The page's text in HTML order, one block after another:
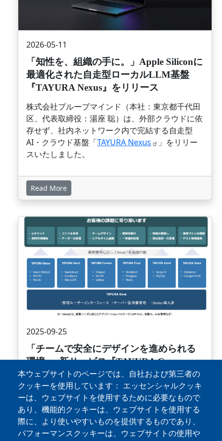
2026-05-11
「知性を、組織の手に。」Apple Siliconに
最適化された自走型ローカルLLM基盤
『TAYURA Nexus』をリリース
株式会社プルーブマインド（本社：東京都千代田
区、代表取締役：湯座 聡）は、外部クラウドに依
存せず、社内ネットワーク内で完結する自走型
AI・クラウド基盤「TAYURA Nexus
」をリリー
スいたしました。
Read More
画像
2025-09-25
「チームで安全にデザインを進められる
環境 ― 新サービス『TAYURA Canvas』
を提供開始」
【株式会社プルーブマインド（本社：東京都千代
田区平河町1-3-6、代表取締役：湯座 聡）】は、
自社開発の業務基盤サービス「TAYURA Base」に
おいて、新たにデザイン環境を備えた 「TAYURA
本ウェブサイトのページでは、自社および第三者の
クッキーを使用しています： エッセンシャルクッキ
ーは、ウェブサイトを使用するために必要なもので
あり、機能的クッキーは、ウェブサイトを使用する
際に、より使いやすいものを提供するものであり、
パフォーマンスクッキーは、ウェブサイトの使用や